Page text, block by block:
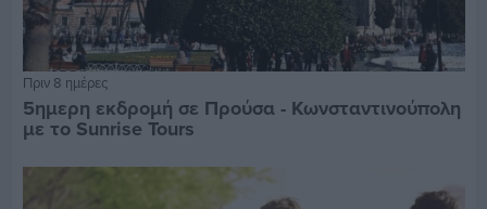
Πριν 8 ημέρες
5ημερη εκδρομή σε Προύσα - Κωνσταντινούπολη
με το Sunrise Tours